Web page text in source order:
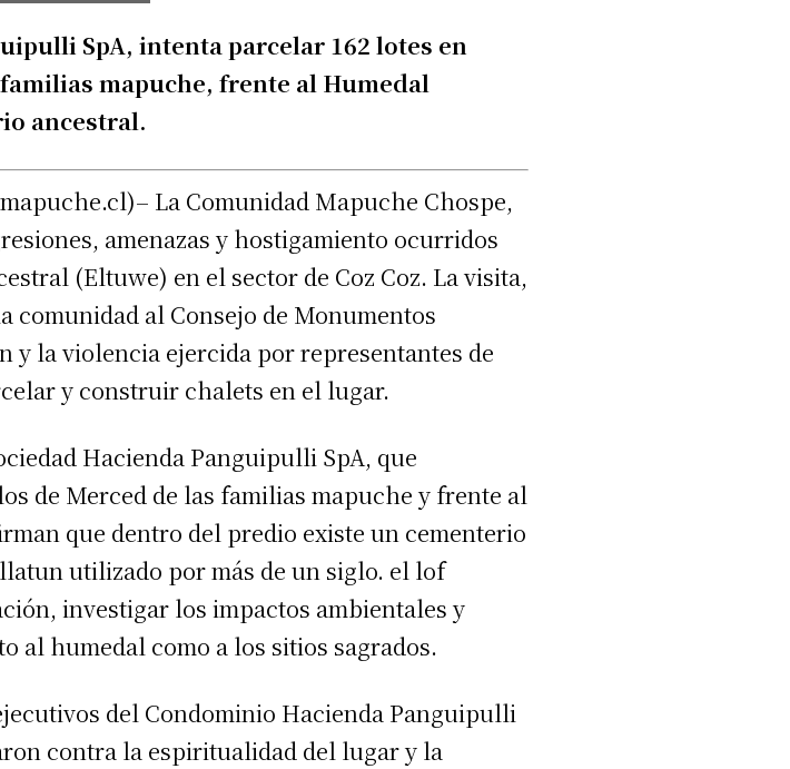
SpA, intenta parcelar 162 lotes en
mapuche, frente al Humedal
ancestral.
La Comunidad Mapuche Chospe,
amenazas y hostigamiento ocurridos
(Eltuwe) en el sector de Coz Coz. La visita,
comunidad al Consejo de Monumentos
y la violencia ejercida por representantes de
y construir chalets en el lugar.
Hacienda Panguipulli SpA, que
de Merced de las familias mapuche y frente al
que dentro del predio existe un cementerio
utilizado por más de un siglo. el lof
investigar los impactos ambientales y
al humedal como a los sitios sagrados.
del Condominio Hacienda Panguipulli
contra la espiritualidad del lugar y la